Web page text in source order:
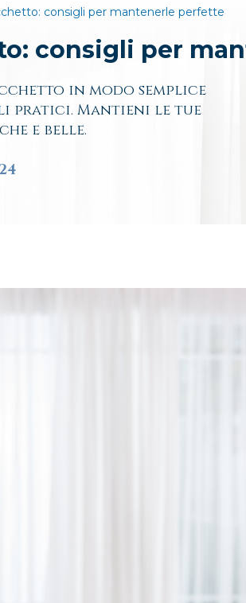
consigli per mantenerle perfette
consigli per
in modo semplice
pratici. Mantieni le tue
e belle.